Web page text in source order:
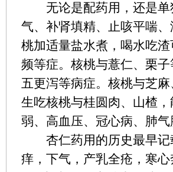
无论是配药用，还是单
气、补肾填精、止咳平喘
桃加适量盐水煮，喝水吃
频等症。核桃与薏仁、栗
五更泻等病症。核桃与芝
生吃核桃与桂圆肉、山楂
弱、高血压、冠心病、肺气
杏仁药用的历史最早记
痒，下气，产乳全疮，寒